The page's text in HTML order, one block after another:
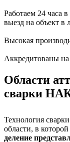
Работаем 24 часа в
выезд на объект в
Высокая
Аккредитованы
Области
сварки
Технология
области, в которой
деление